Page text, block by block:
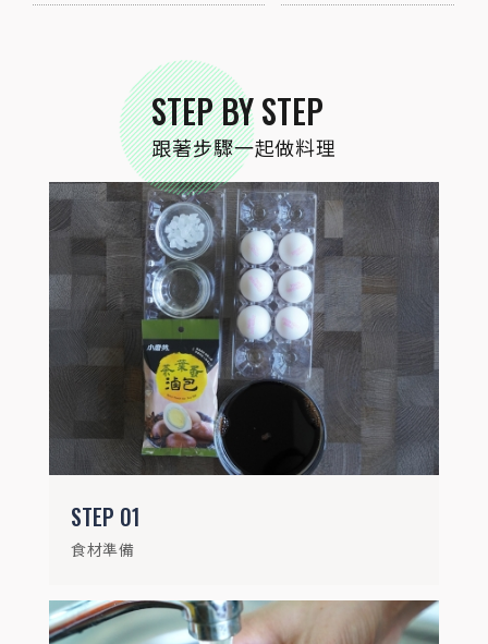
STEP BY STEP
跟著步驟一起做料理
STEP 01
食材準備
STEP02
將蛋殼清洗乾淨。